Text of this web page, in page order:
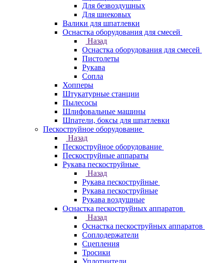
Для безвоздушных
Для шнековых
Валики для шпатлевки
Оснастка оборудования для смесей
Назад
Оснастка оборудования для смесей
Пистолеты
Рукава
Сопла
Хопперы
Штукатурные станции
Пылесосы
Шлифовальные машины
Шпатели, боксы для шпатлевки
Пескоструйное оборудование
Назад
Пескоструйное оборудование
Пескоструйные аппараты
Рукава пескоструйные
Назад
Рукава пескоструйные
Рукава пескоструйные
Рукава воздушные
Оснастка пескоструйных аппаратов
Назад
Оснастка пескоструйных аппаратов
Соплодержатели
Сцепления
Тросики
Уплотнители